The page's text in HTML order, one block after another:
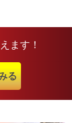
ます！
る